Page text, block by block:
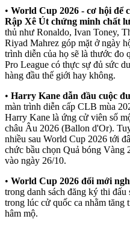
• World Cup 2026 - cơ hội để
Rập Xê Út chứng minh chất
thủ như Ronaldo, Ivan Toney,
Riyad Mahrez góp mặt ở ngày
trình diễn của họ sẽ là thước đo
Pro League có thực sự đủ sức
hàng đầu thế giới hay không.
• Harry Kane dẫn đầu cuộc
màn trình diễn cấp CLB mùa
Harry Kane là ứng cử viên số
châu Âu 2026 (Ballon d'Or).
nhiều sau World Cup 2026 tới
chức bầu chọn Quả bóng Vàng
vào ngày 26/10.
• World Cup 2026 đổi mới
trong danh sách đăng ký thi
trong lúc cử quốc ca nhằm
hâm mộ.